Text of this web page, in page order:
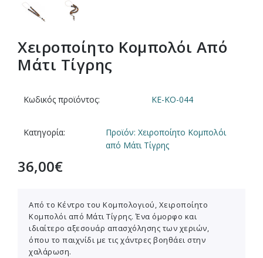
Χειροποίητο Κομπολόι Από
Μάτι Τίγρης
Κωδικός προϊόντος: KE-KO-044
Κατηγορία:
Προϊόν: Χειροποίητο Κομπολόι
από Μάτι Τίγρης
36,00€
Από το Κέντρο του Κομπολογιού, Χειροποίητο
Κομπολόι από Μάτι Τίγρης. Ένα όμορφο και
ιδιαίτερο αξεσουάρ απασχόλησης των χεριών,
όπου το παιχνίδι με τις χάντρες βοηθάει στην
χαλάρωση.